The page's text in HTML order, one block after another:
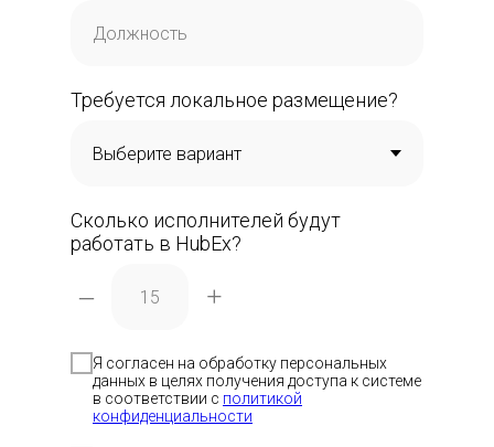
Требуется локальное размещение?
Сколько исполнителей будут
работать в HubEx?
– +
Я согласен на обработку персональных
данных в целях получения доступа к системе
в соответствии с политикой
конфиденциальности